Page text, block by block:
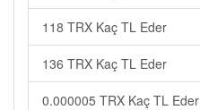
118 TRX Kaç TL Eder
136 TRX Kaç TL Eder
0.000005 TRX Kaç TL Eder